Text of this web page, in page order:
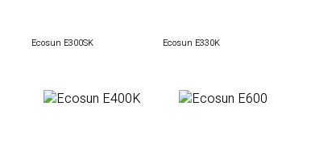
Ecosun E300SK Ecosun E330K